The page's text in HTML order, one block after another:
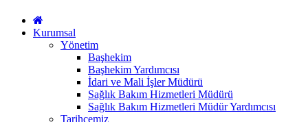
Kurumsal
Yönetim
Başhekim
Başhekim Yardımcısı
İdari ve Mali İşler Müdürü
Sağlık Bakım Hizmetleri Müdürü
Sağlık Bakım Hizmetleri Müdür Yardımcısı
Tarihçemiz